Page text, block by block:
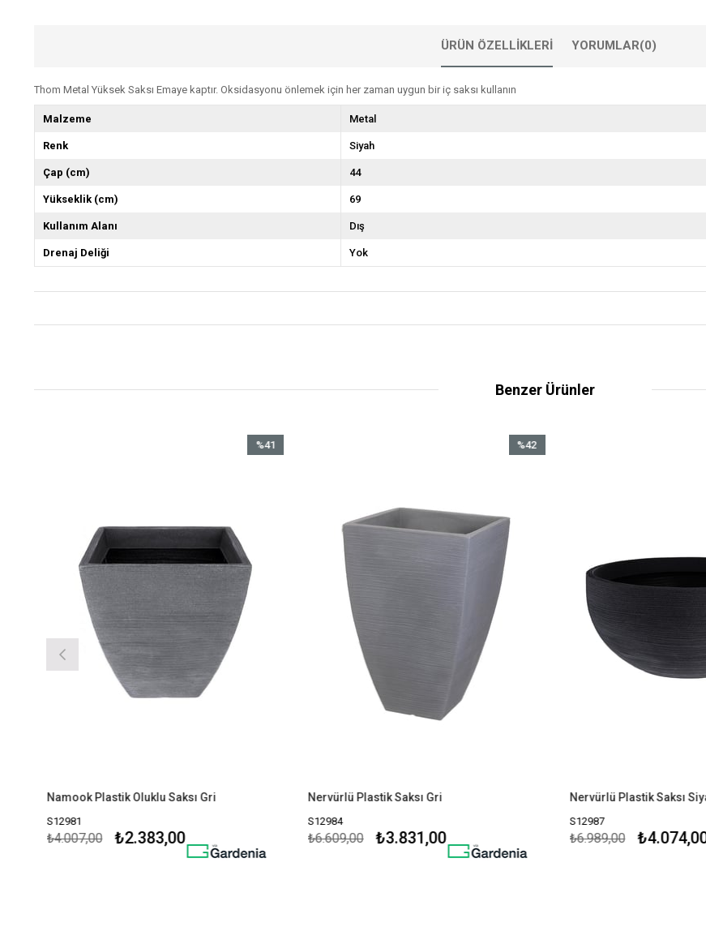
ÜRÜN ÖZELLIKLERI YORUMLAR(0)
Thom Metal Yüksek Saksı Emaye kaptır. Oksidasyonu önlemek için her zaman uygun bir iç saksı kullanın
Malzeme Metal
Renk Siyah
Çap (cm) 44
Yükseklik (cm) 69
Kullanım Alanı Dış
Drenaj Deliği Yok
Benzer Ürünler
Namook Plastik Oluklu Saksı Gri
S12981
₺2.383,00
₺4.007,00
%41
Nervürlü Plastik Saksı Gri
S12984
₺3.831,00
₺6.609,00
%42
Nervürlü Plastik Saksı Siyah
S12987
₺4.074,00
₺6.989,00